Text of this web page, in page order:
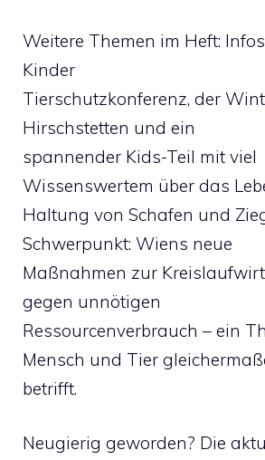
Weitere Themen im Heft:
Kinder
Tierschutzkonferenz, der
Hirschstetten und ein
spannender Kids-Teil mit viel
Wissenswertem über das
Haltung von Schafen und
Schwerpunkt: Wiens neue
Maßnahmen zur
gegen unnötigen
Ressourcenverbrauch – ein
Mensch und Tier
betrifft.
Neugierig geworden? Die